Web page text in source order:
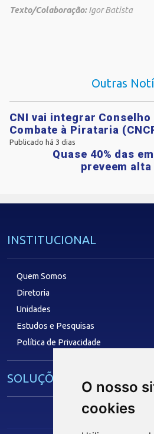
O nosso
cookies
Texto/Colaboração:Igor Batista
Outras
CNI vai integrar Conselho
Combate à Pirataria
Publicado há 3 dias
Quase 40% das
preveem
INSTITUCIONAL
Quem Somos
Diretoria
Unidades
Estudos e Pesquisas
Política de Privacidade
SOLUÇÕES E SERVIÇOS
Núcleo de Acesso ao Crédito